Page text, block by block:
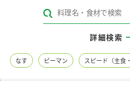
レシピカテゴリ一覧
レシピ名特集
詳細検索
なす ピーマン スピード（主食